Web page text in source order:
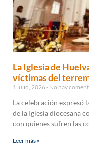
La Iglesia de
víctimas del
1 julio, 2026 No hay
La celebración expresó
de la Iglesia diocesana
con quienes sufren las
Leer más »